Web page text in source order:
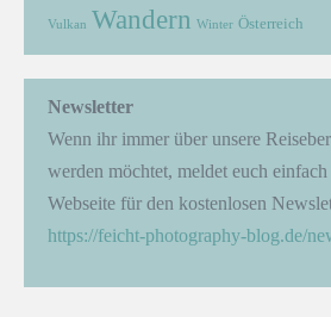
Vulkan Wandern Winter Österreich
Newsletter
Wenn ihr immer über unsere
werden möchtet, meldet euch
Webseite für den kostenlosen
https://feicht-photography-blog.de/